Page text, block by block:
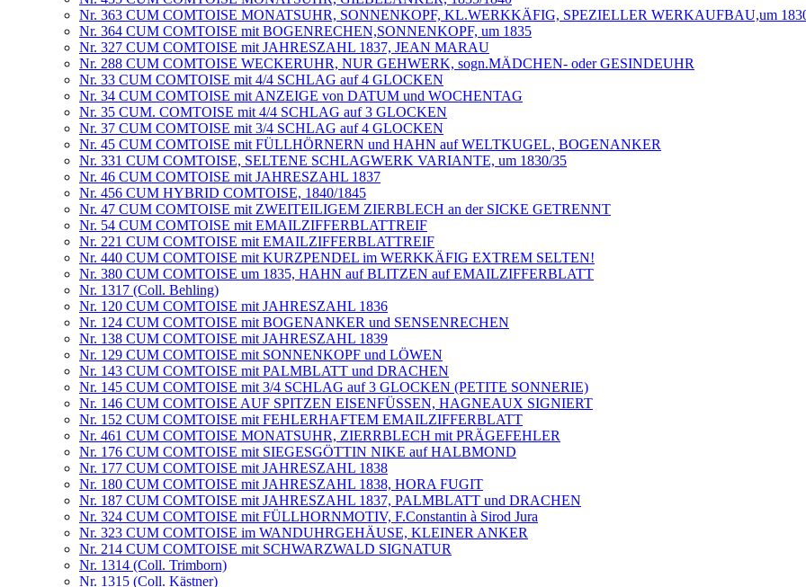
Nr. 363 CUM COMTOISE MONATSUHR, SONNENKOPF, KL.WERKKÄFIG, SPEZIELLER WERKAUFBAU,um
Nr. 364 CUM COMTOISE mit BOGENRECHEN,SONNENKOPF, um 1835
Nr. 327 CUM COMTOISE mit JAHRESZAHL 1837, JEAN MARAU
Nr. 288 CUM COMTOISE WECKERUHR, NUR GEHWERK, sogn.MÄDCHEN- oder GESINDEUHR
Nr. 33 CUM COMTOISE mit 4/4 SCHLAG auf 4 GLOCKEN
Nr. 34 CUM COMTOISE mit ANZEIGE von DATUM und WOCHENTAG
Nr. 35 CUM. COMTOISE mit 4/4 SCHLAG auf 3 GLOCKEN
Nr. 37 CUM COMTOISE mit 3/4 SCHLAG auf 4 GLOCKEN
Nr. 45 CUM COMTOISE mit FÜLLHÖRNERN und HAHN auf WELTKUGEL, BOGENANKER
Nr. 331 CUM COMTOISE, SELTENE SCHLAGWERK VARIANTE, um 1830/35
Nr. 46 CUM COMTOISE mit JAHRESZAHL 1837
Nr. 456 CUM HYBRID COMTOISE, 1840/1845
Nr. 47 CUM COMTOISE mit ZWEITEILIGEM ZIERBLECH an der SICKE GETRENNT
Nr. 54 CUM COMTOISE mit EMAILZIFFERBLATTREIF
Nr. 221 CUM COMTOISE mit EMAILZIFFERBLATTREIF
Nr. 440 CUM COMTOISE mit KURZPENDEL im WERKKÄFIG EXTREM SELTEN!
Nr. 380 CUM COMTOISE um 1835, HAHN auf BLITZEN auf EMAILZIFFERBLATT
Nr. 1317 (Coll. Behling)
Nr. 120 CUM COMTOISE mit JAHRESZAHL 1836
Nr. 124 CUM COMTOISE mit BOGENANKER und SENSENRECHEN
Nr. 138 CUM COMTOISE mit JAHRESZAHL 1839
Nr. 129 CUM COMTOISE mit SONNENKOPF und LÖWEN
Nr. 143 CUM COMTOISE mit PALMBLATT und DRACHEN
Nr. 145 CUM COMTOISE mit 3/4 SCHLAG auf 3 GLOCKEN (PETITE SONNERIE)
Nr. 146 CUM COMTOISE AUF SPITZEN EISENFÜSSEN, HAGNEAUX SIGNIERT
Nr. 152 CUM COMTOISE mit FEHLERHAFTEM EMAILZIFFERBLATT
Nr. 461 CUM COMTOISE MONATSUHR, ZIERRBLECH mit PRÄGEFEHLER
Nr. 176 CUM COMTOISE mit SIEGESGÖTTIN NIKE auf HALBMOND
Nr. 177 CUM COMTOISE mit JAHRESZAHL 1838
Nr. 180 CUM COMTOISE mit JAHRESZAHL 1838, HORA FUGIT
Nr. 187 CUM COMTOISE mit JAHRESZAHL 1837, PALMBLATT und DRACHEN
Nr. 324 CUM COMTOISE mit FÜLLHORNMOTIV, F.Constantin à Sirod Jura
Nr. 323 CUM COMTOISE im WANDUHRGEHÄUSE, KLEINER ANKER
Nr. 214 CUM COMTOISE mit SCHWARZWALD SIGNATUR
Nr. 1314 (Coll. Trimborn)
Nr. 1315 (Coll. Kästner)